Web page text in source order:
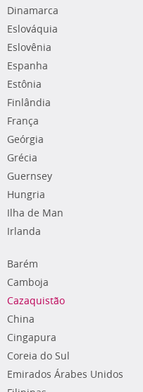
Dinamarca
Eslováquia
Eslovênia
Espanha
Estônia
Finlândia
França
Geórgia
Grécia
Guernsey
Hungria
Ilha de Man
Irlanda
Barém
Camboja
Cazaquistão
China
Cingapura
Coreia do Sul
Emirados Árabes Unidos